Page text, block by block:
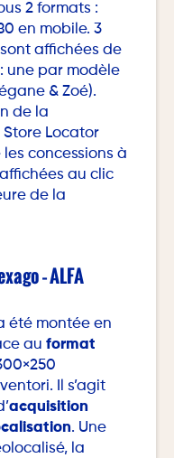
2 formats :
en mobile. 3
affichées de
une par modèle
& Zoé).
de la
Store Locator
concessions à
au clic
de la
– ALFA
été montée en
au format
Il s’agit
acquisition
. Une
la